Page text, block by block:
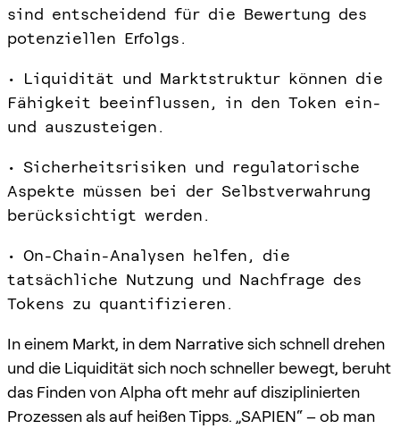
sind entscheidend für die Bewertung des
potenziellen Erfolgs.
• Liquidität und Marktstruktur können die
Fähigkeit beeinflussen, in den Token ein-
und auszusteigen.
• Sicherheitsrisiken und regulatorische
Aspekte müssen bei der Selbstverwahrung
berücksichtigt werden.
• On-Chain-Analysen helfen, die
tatsächliche Nutzung und Nachfrage des
Tokens zu quantifizieren.
In einem Markt, in dem Narrative sich schnell drehen
und die Liquidität sich noch schneller bewegt, beruht
das Finden von Alpha oft mehr auf disziplinierten
Prozessen als auf heißen Tipps. „SAPIEN“ – ob man